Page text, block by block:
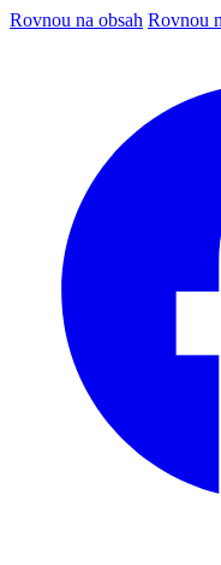
Rovnou na obsah Rovnou